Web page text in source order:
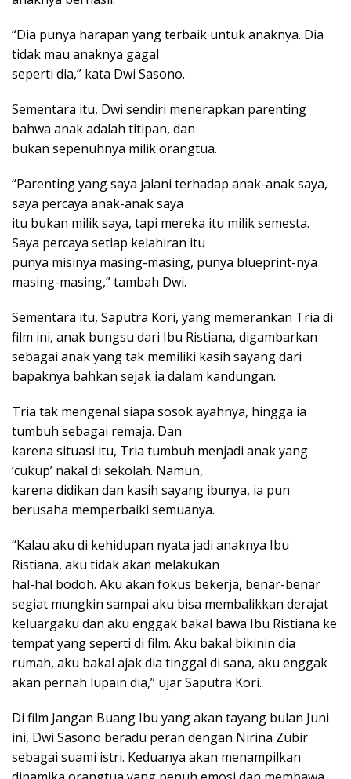
“Dia punya harapan yang terbaik untuk anaknya. Dia
tidak mau anaknya gagal
seperti dia,” kata Dwi Sasono.
Sementara itu, Dwi sendiri menerapkan parenting
bahwa anak adalah titipan, dan
bukan sepenuhnya milik orangtua.
“Parenting yang saya jalani terhadap anak-anak saya,
saya percaya anak-anak saya
itu bukan milik saya, tapi mereka itu milik semesta.
Saya percaya setiap kelahiran itu
punya misinya masing-masing, punya blueprint-nya
masing-masing,” tambah Dwi.
Sementara itu, Saputra Kori, yang memerankan Tria di
film ini, anak bungsu dari Ibu Ristiana, digambarkan
sebagai anak yang tak memiliki kasih sayang dari
bapaknya bahkan sejak ia dalam kandungan.
Tria tak mengenal siapa sosok ayahnya, hingga ia
tumbuh sebagai remaja. Dan
karena situasi itu, Tria tumbuh menjadi anak yang
‘cukup’ nakal di sekolah. Namun,
karena didikan dan kasih sayang ibunya, ia pun
berusaha memperbaiki semuanya.
“Kalau aku di kehidupan nyata jadi anaknya Ibu
Ristiana, aku tidak akan melakukan
hal-hal bodoh. Aku akan fokus bekerja, benar-benar
segiat mungkin sampai aku bisa membalikkan derajat
keluargaku dan aku enggak bakal bawa Ibu Ristiana ke
tempat yang seperti di film. Aku bakal bikinin dia
rumah, aku bakal ajak dia tinggal di sana, aku enggak
akan pernah lupain dia,” ujar Saputra Kori.
Di film Jangan Buang Ibu yang akan tayang bulan Juni
ini, Dwi Sasono beradu peran dengan Nirina Zubir
sebagai suami istri. Keduanya akan menampilkan